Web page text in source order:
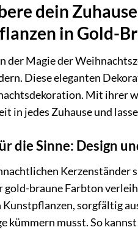
dein
in Gold-
der Magie der
Diese eleganten
Mit ihrer
in jedes Zuhause und
die Sinne: Design
Kerzenständer
gold-braune Farbton
sorgfältig
kümmern musst. So